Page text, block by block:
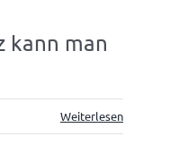
kann man
Weiterlesen